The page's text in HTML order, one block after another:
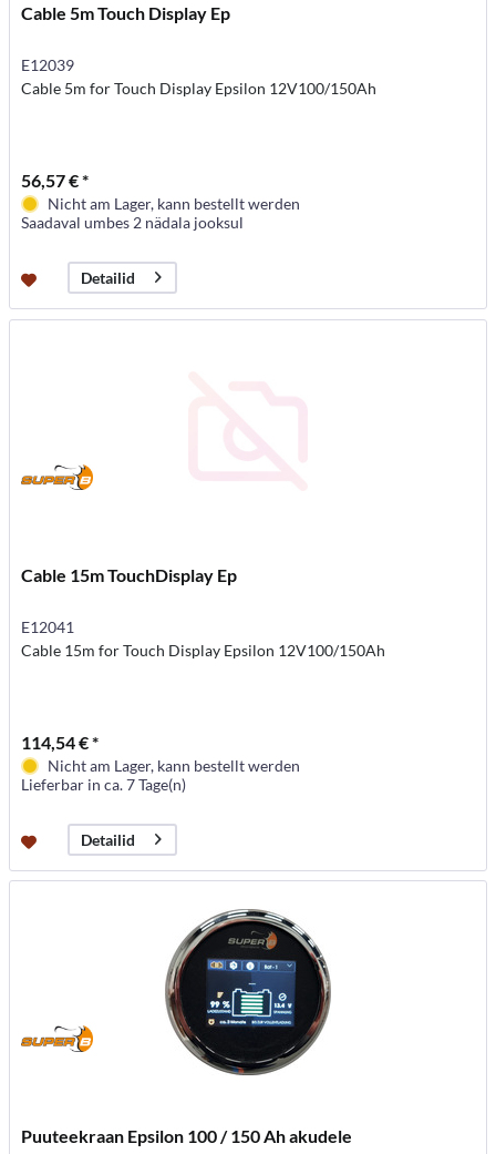
Cable 5m Touch Display Ep
E12039
Cable 5m for Touch Display Epsilon 12V100/150Ah
56,57 € *
Nicht am Lager, kann bestellt werden
Saadaval umbes 2 nädala jooksul
Detailid
Cable 15m TouchDisplay Ep
E12041
Cable 15m for Touch Display Epsilon 12V100/150Ah
114,54 € *
Nicht am Lager, kann bestellt werden
Lieferbar in ca. 7 Tage(n)
Detailid
Puuteekraan Epsilon 100 / 150 Ah akudele